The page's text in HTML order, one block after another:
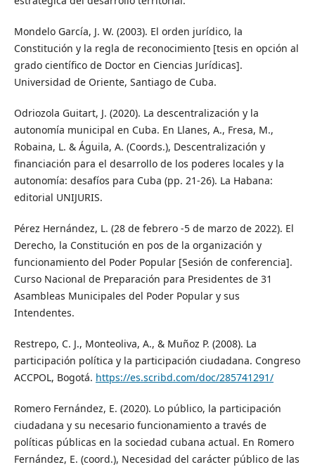
Mondelo García, J. W. (2003). El orden jurídico, la
Constitución y la regla de reconocimiento [tesis en opción al
grado científico de Doctor en Ciencias Jurídicas].
Universidad de Oriente, Santiago de Cuba.
Odriozola Guitart, J. (2020). La descentralización y la
autonomía municipal en Cuba. En Llanes, A., Fresa, M.,
Robaina, L. & Águila, A. (Coords.), Descentralización y
financiación para el desarrollo de los poderes locales y la
autonomía: desafíos para Cuba (pp. 21-26). La Habana:
editorial UNIJURIS.
Pérez Hernández, L. (28 de febrero -5 de marzo de 2022). El
Derecho, la Constitución en pos de la organización y
funcionamiento del Poder Popular [Sesión de conferencia].
Curso Nacional de Preparación para Presidentes de 31
Asambleas Municipales del Poder Popular y sus
Intendentes.
Restrepo, C. J., Monteoliva, A., & Muñoz P. (2008). La
participación política y la participación ciudadana. Congreso
ACCPOL, Bogotá. https://es.scribd.com/doc/285741291/
Romero Fernández, E. (2020). Lo público, la participación
ciudadana y su necesario funcionamiento a través de
políticas públicas en la sociedad cubana actual. En Romero
Fernández, E. (coord.), Necesidad del carácter público de las